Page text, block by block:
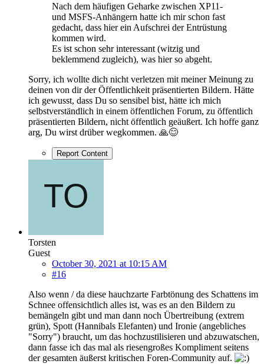
Nach dem häufigen Geharke zwischen XP11-
und MSFS-Anhängern hatte ich mir schon fast
gedacht, dass hier ein Aufschrei der Entrüstung
kommen wird.
Es ist schon sehr interessant (witzig und
beklemmend zugleich), was hier so abgeht.
Sorry, ich wollte dich nicht verletzen mit meiner Meinung zu
deinen von dir der Öffentlichkeit präsentierten Bildern. Hätte
ich gewusst, dass Du so sensibel bist, hätte ich mich
selbstverständlich in einem öffentlichen Forum, zu öffentlich
präsentierten Bildern, nicht öffentlich geäußert. Ich hoffe ganz
arg, Du wirst drüber wegkommen. 🙏😊
Report Content
Torsten
Guest
October 30, 2021 at 10:15 AM
#16
Also wenn / da diese hauchzarte Farbtönung des Schattens im
Schnee offensichtlich alles ist, was es an den Bildern zu
bemängeln gibt und man dann noch Übertreibung (extrem
grün), Spott (Hannibals Elefanten) und Ironie (angebliches
"Sorry") braucht, um das hochzustilisieren und abzuwatschen,
dann fasse ich das mal als riesengroßes Kompliment seitens
der gesamten äußerst kritischen Foren-Community auf.